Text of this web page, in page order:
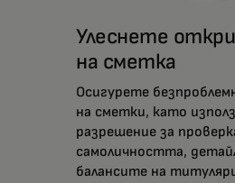
Улеснете
на сметка
Осигурете
на сметки, като
разрешение за
самоличността,
балансите на